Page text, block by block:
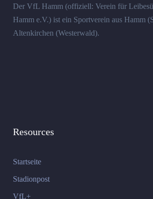
Der VfL Hamm (offiziell: Verein für
Hamm e.V.) ist ein Sportverein aus Hamm
Altenkirchen (Westerwald).
Resources
Startseite
Stadionpost
VfL+